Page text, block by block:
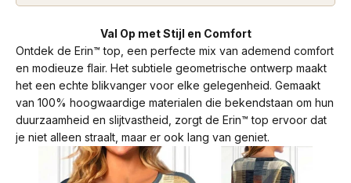
Val Op met Stijl en Comfort
Ontdek de Erin™ top, een perfecte mix van ademend comfort
en modieuze flair. Het subtiele geometrische ontwerp maakt
het een echte blikvanger voor elke gelegenheid. Gemaakt
van 100% hoogwaardige materialen die bekendstaan om hun
duurzaamheid en slijtvastheid, zorgt de Erin™ top ervoor dat
je niet alleen straalt, maar er ook lang van geniet.